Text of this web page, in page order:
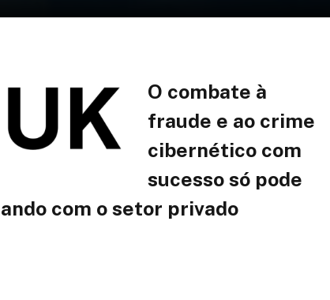
O combate à
fraude e ao crime
cibernético com
sucesso só pode
com o setor privado